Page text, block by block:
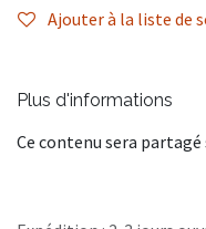
Ajouter à la liste de
Plus d'informations
Ce contenu sera